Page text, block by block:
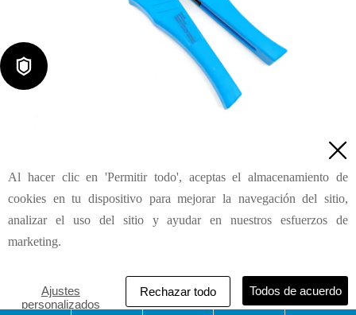
Consulta

Al hacer clic en 'Permitir todo', aceptas el almacenamiento de
cookies en tu dispositivo para mejorar la navegación del sitio,
analizar el uso del sitio y ayudar en nuestros esfuerzos de
marketing.
Ajustes
personalizados
Rechazar todo Todos de acuerdo
